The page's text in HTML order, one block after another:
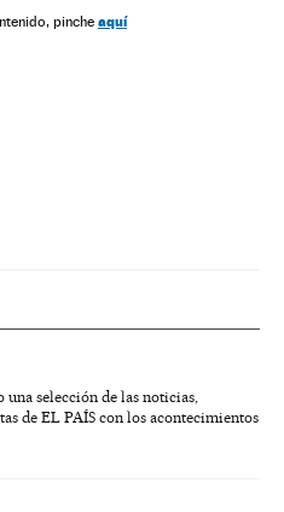
pinche aquí
una selección de las noticias,
de EL PAÍS con los acontecimientos